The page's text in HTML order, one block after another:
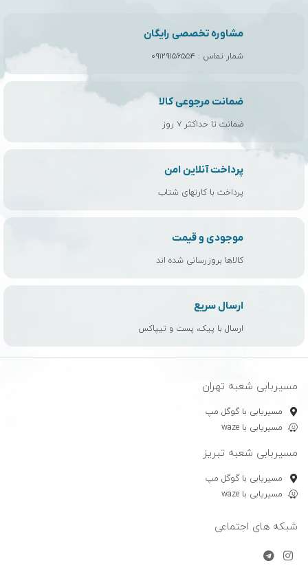
مشاوره تخصصی رایگان
شمار تماس : ۰۹۱۲۹۱۵۶۵۵۴
ضمانت مرجوعی کالا
ضمانت تا حداکثر ۷ روز
پرداخت آنلاین امن
پرداخت با کارتهای شتاب
موجودی و قیمت
کالاها بروزرسانی شده اند
ارسال سریع
ارسال با پیک، پست و تیپاکس
مسیربابی شعبه تهران
مسیریابی با گوگل مپ
مسیریابی با waze
مسیربابی شعبه تبریز
مسیریابی با گوگل مپ
مسیریابی با waze
شبکه های اجتماعی